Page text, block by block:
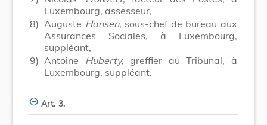
Luxembourg, assesseur,
8) Auguste Hansen, sous-chef de bureau aux
Assurances Sociales, à Luxembourg,
suppléant,
9) Antoine Huberty, greffier au Tribunal, à
Luxembourg, suppléant.
Art. 3.